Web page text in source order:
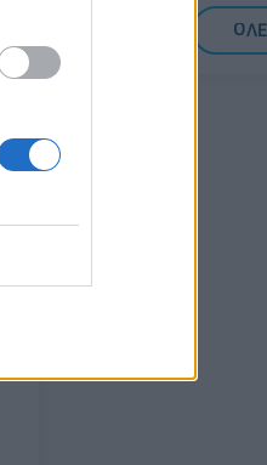
07/08/2026 - 14:11